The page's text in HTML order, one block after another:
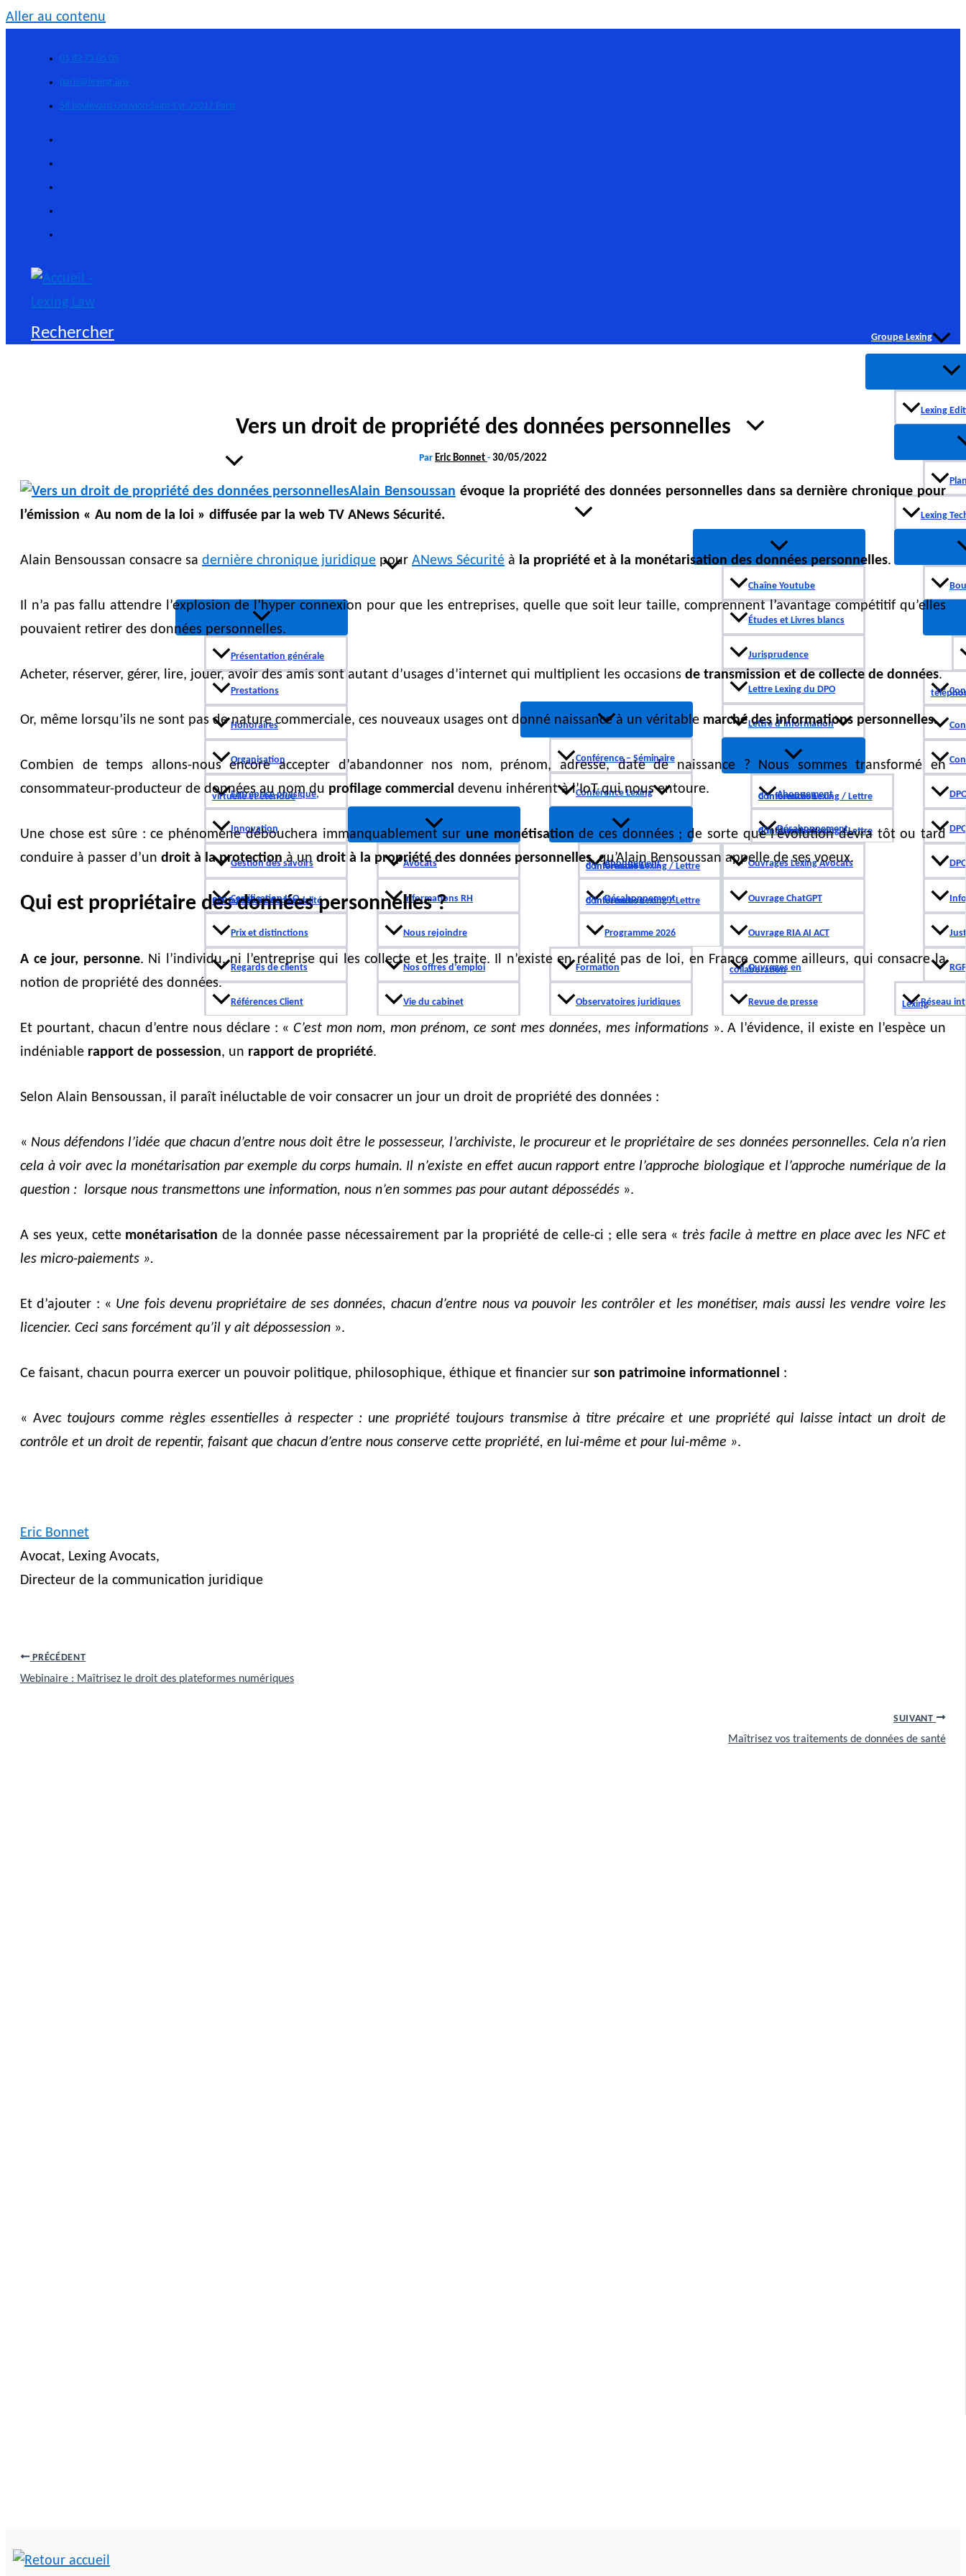
Aller au contenu
01 82 73 05 05
paris@lexing.law
58 boulevard Gouvion-Saint-Cyr 75017 Paris
Activité Droit & Technologies Actualité
Présentation générale
Prestations
Honoraires
Organisation
Entreprise physique,
virtuelle et étendue
Innovation
Gestion des savoirs
Certification ISO
9001:2015 Systèmes de management de la qualité
Prix et distinctions
Regards de clients
Références Client
Equipe
Avocats
Informations RH
Nous rejoindre
Nos offres d’emploi
Vie du cabinet
Conférence – Séminaire
Conférence Lexing
Abonnement
Conférences Lexing / Lettre d’information
Désabonnement
Conférences Lexing / Lettre d’information
Programme 2026
Formation
Observatoires juridiques
Publication
Chaîne Youtube
Études et Livres blancs
Jurisprudence
Lettre Lexing du DPO
Lettre d’information
Abonnement
Conférences Lexing / Lettre d’information
Désabonnement
Conférences Lexing / Lettre d’information
Ouvrages Lexing Avocats
Ouvrage ChatGPT
Ouvrage RIA AI ACT
Ouvrages en
collaboration
Revue de presse
Groupe Lexing
Lexing
Lexing
Réseau
Lexing
Rechercher
Vers un droit de propriété des données personnelles
Par Eric Bonnet - 30/05/2022
Alain Bensoussan évoque la propriété des données personnelles dans sa dernière chronique pour
l’émission « Au nom de la loi » diffusée par la web TV ANews Sécurité.
Alain Bensoussan consacre sa dernière chronique juridique pour ANews Sécurité à la propriété et à la monétarisation des données personnelles.
Il n’a pas fallu attendre l’explosion de l’hyper connexion pour que les entreprises, quelle que soit leur taille, comprennent l’avantage compétitif qu’elles
pouvaient retirer des données personnelles.
Acheter, réserver, gérer, lire, jouer, avoir des amis sont autant d’usages d’internet qui multiplient les occasions de transmission et de collecte de données.
Or, même lorsqu’ils ne sont pas de nature commerciale, ces nouveaux usages ont donné naissance à un véritable marché des informations personnelles.
Combien de temps allons-nous encore accepter d’abandonner nos nom, prénom, adresse, date de naissance ? Nous sommes transformé en
consommateur-producteur de données au nom du profilage commercial devenu inhérent à l’IoT qui nous entoure.
Une chose est sûre : ce phénomène débouchera immanquablement sur une monétisation de ces données ; de sorte que l’évolution devra tôt ou tard
conduire à passer d’un droit à la protectionà un droit à la propriété des données personnelles, qu’Alain Bensoussan appelle de ses voeux.
Qui est propriétaire des données personnelles ?
A ce jour, personne. Ni l’individu, ni l’entreprise qui les collecte et les traite. Il n’existe en réalité pas de loi, en France comme ailleurs, qui consacre la
notion de propriété des données.
Et pourtant, chacun d’entre nous déclare : «C’est mon nom, mon prénom, ce sont mes données, mes informations». A l’évidence, il existe en l’espèce un
indéniable rapport de possession, un rapport de propriété.
Selon Alain Bensoussan, il paraît inéluctable de voir consacrer un jour un droit de propriété des données :
« Nous défendons l’idée que chacun d’entre nous doit être le possesseur, l’archiviste, le procureur et le propriétaire de ses données personnelles. Cela n’a rien
cela à voir avec la monétarisation par exemple du corps humain. Il n’existe en effet aucun rapport entre l’approche biologique et l’approche numérique de la
question : lorsque nous transmettons une information, nous n’en sommes pas pour autant dépossédés ».
A ses yeux, cette monétarisation de la donnée passe nécessairement par la propriété de celle-ci ; elle sera « très facile à mettre en place avec les NFC et
les micro-paiements ».
Et d’ajouter : « Une fois devenu propriétaire de ses données, chacun d’entre nous va pouvoir les contrôler et les monétiser, mais aussi les vendre voire les
licencier. Ceci sans forcément qu’il y ait dépossession ».
Ce faisant, chacun pourra exercer un pouvoir politique, philosophique, éthique et financier sur son patrimoine informationnel :
« Avec toujours comme règles essentielles à respecter : une propriété toujours transmise à titre précaire et une propriété qui laisse intact un droit de
contrôle et un droit de repentir, faisant que chacun d’entre nous conserve cette propriété, en lui-même et pour lui-même ».
Eric Bonnet
Avocat, Lexing Avocats,
Directeur de la communication juridique
PRÉCÉDENT
Webinaire : Maîtrisez le droit des plateformes numériques
SUIVANT
Maîtrisez vos traitements de données de santé